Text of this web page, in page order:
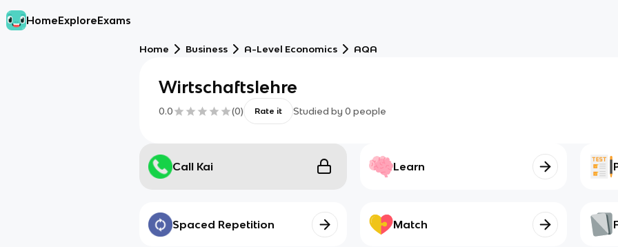
HomeExploreExams
Home Business A-Level Economics AQA
Wirtschaftslehre
0.0 (0) Rate it Studied by 0 people
Call Kai Learn
Spaced Repetition Match